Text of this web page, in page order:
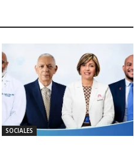
SOCIALES